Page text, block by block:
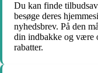
Du kan finde
besøge deres
nyhedsbrev. På den
din indbakke og være
rabatter.